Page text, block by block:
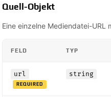
Quell-Objekt
Eine einzelne Mediendatei-
FELD TYP
url
REQUIRED
string